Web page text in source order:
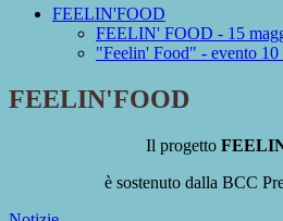
FEELIN'FOOD
FEELIN' FOOD - 15
"Feelin' Food" - evento 10
FEELIN'FOOD
Il progetto
è sostenuto dalla BCC